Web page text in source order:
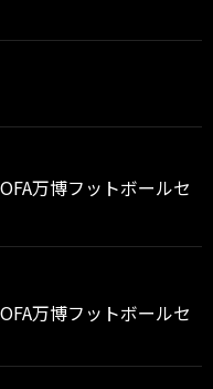
万博フットボールセ
万博フットボールセ